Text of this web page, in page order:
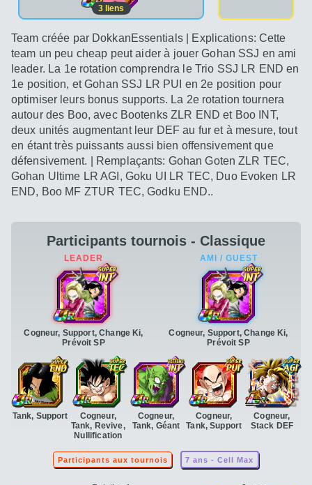
3 liens
Team créée par DokkanEssentials | Explications: Cette
team un peu cheap peut aider à jouer Gohan SSJ en ami
leader. La 1e rotation comprendra le Trio SSJ LR END en
1e position, et Gohan SSJ LR PUI en 2e position pour
optimiser leurs bonus supports. La 2e rotation tournera
autour des Boo, avec Bootenks ZLR END et Boo INT,
deux unités augmentant leur DEF au fur et à mesure, tout
en étant très puissants aussi bien offensivement que
défensivement. | Remplaçants: Gohan Goten ZLR TEC,
Gohan Ultime LR AGI, Goku UI LR TEC, Duo Evoken LR
END, Boo MF ZTUR TEC, Godku END..
Participants tournois - Classique
Cogneur, Support, Change Ki,
Prévoit SP
Tank, Support
Cogneur,
Tank, Revive,
Nullification
Cogneur,
Tank, Géant
Cogneur,
Tank, Support
Cogneur,
Stack DEF
Cogneur, Support, Change Ki,
Prévoit SP
Participants aux tournois 7 ans - Cell Max